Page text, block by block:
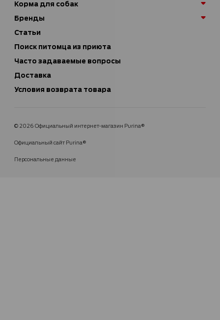
Корма для собак
Бренды
Статьи
Поиск питомца из приюта
Часто задаваемые вопросы
Доставка
Условия возврата товара
© 2026 Официальный интернет-магазин Purina®
Официальный сайт Purina®
Персональные данные